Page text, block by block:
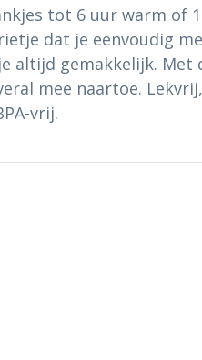
tot 6 uur warm of
dat je eenvoudig
altijd gemakkelijk. Met
mee naartoe. Lekvrij,
vrij.